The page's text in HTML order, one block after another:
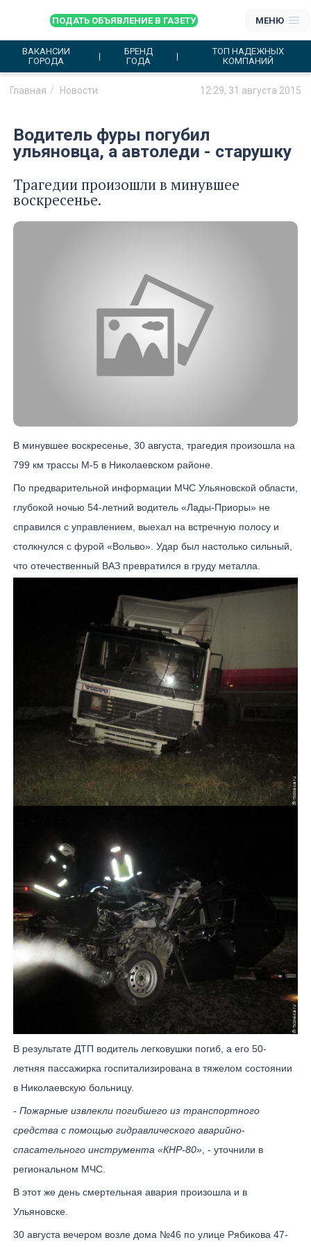
ПОДАТЬ ОБЪЯВЛЕНИЕ В ГАЗЕТУ МЕНЮ
ВАКАНСИИ
ГОРОДА
БРЕНД
ГОДА
ТОП НАДЕЖНЫХ
КОМПАНИЙ
Главная Новости 12:29, 31 августа 2015
Водитель фуры погубил
ульяновца, а автоледи - старушку
Трагедии произошли в минувшее
воскресенье.
В минувшее воскресенье, 30 августа, трагедия произошла на
799 км трассы М-5 в Николаевском районе.
По предварительной информации МЧС Ульяновской области,
глубокой ночью 54-летний водитель «Лады-Приоры» не
справился с управлением, выехал на встречную полосу и
столкнулся с фурой «Вольво». Удар был настолько сильный,
что отечественный ВАЗ превратился в груду металла.
В результате ДТП водитель легковушки погиб, а его 50-
летняя пассажирка госпитализирована в тяжелом состоянии
в Николаевскую больницу.
- Пожарные извлекли погибшего из транспортного
средства с помощью гидравлического аварийно-
спасательного инструмента «КНР-80», - уточнили в
региональном МЧС.
В этот же день смертельная авария произошла и в
Ульяновске.
30 августа вечером возле дома №46 по улице Рябикова 47-